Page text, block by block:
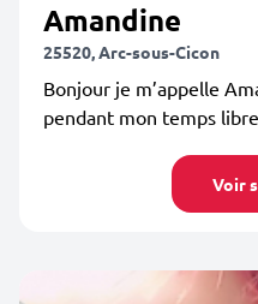
Amandine
25520, Arc-sous-Cicon
Bonjour je m’appelle
pendant mon temps
Voir